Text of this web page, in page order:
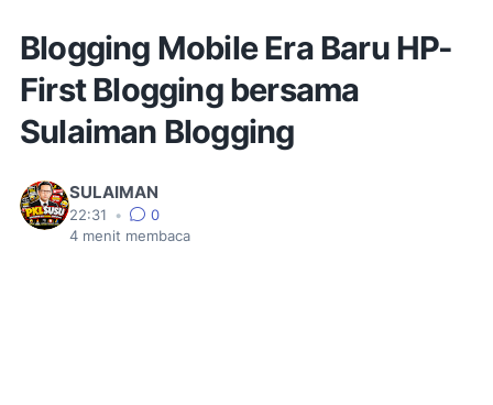
Blogging Mobile Era Baru HP-
First Blogging bersama
Sulaiman Blogging
SULAIMAN
22:31 •
0
4 menit membaca